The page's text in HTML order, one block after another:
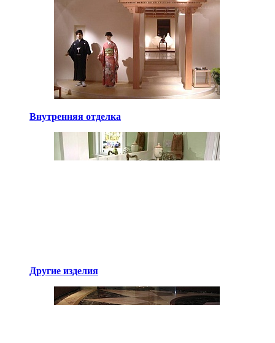
Внутренняя отделка
Другие изделия